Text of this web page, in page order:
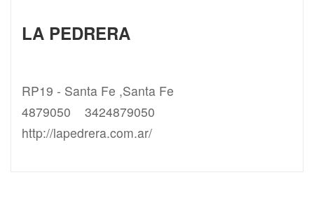
LA PEDRERA
RP19 - Santa Fe ,Santa Fe
4879050
3424879050
http://lapedrera.com.ar/